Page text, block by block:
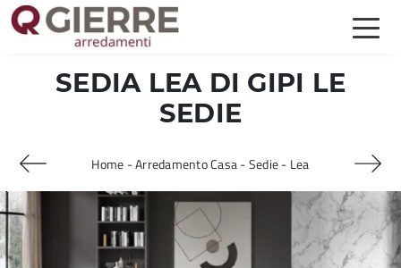
SEDIA LEA DI GIPI LE
SEDIE
Home -Arredamento Casa-Sedie- Lea